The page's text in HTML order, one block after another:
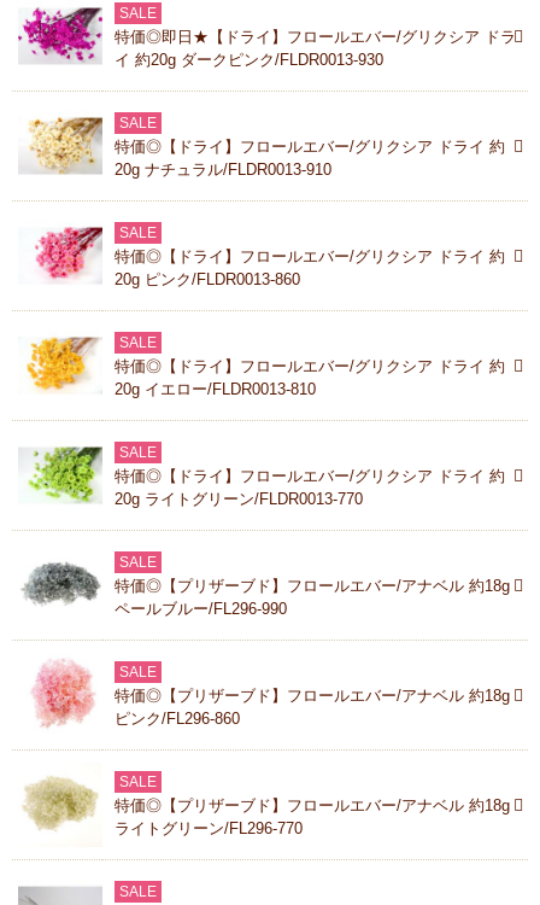
SALE
特価◎即日★【ドライ】フロールエバー/グリクシア ドラ
イ 約20g ダークピンク/FLDR0013-930
SALE
特価◎【ドライ】フロールエバー/グリクシア ドライ 約
20g ナチュラル/FLDR0013-910
SALE
特価◎【ドライ】フロールエバー/グリクシア ドライ 約
20g ピンク/FLDR0013-860
SALE
特価◎【ドライ】フロールエバー/グリクシア ドライ 約
20g イエロー/FLDR0013-810
SALE
特価◎【ドライ】フロールエバー/グリクシア ドライ 約
20g ライトグリーン/FLDR0013-770
SALE
特価◎【プリザーブド】フロールエバー/アナベル 約18g
ペールブルー/FL296-990
SALE
特価◎【プリザーブド】フロールエバー/アナベル 約18g
ピンク/FL296-860
SALE
特価◎【プリザーブド】フロールエバー/アナベル 約18g
ライトグリーン/FL296-770
SALE